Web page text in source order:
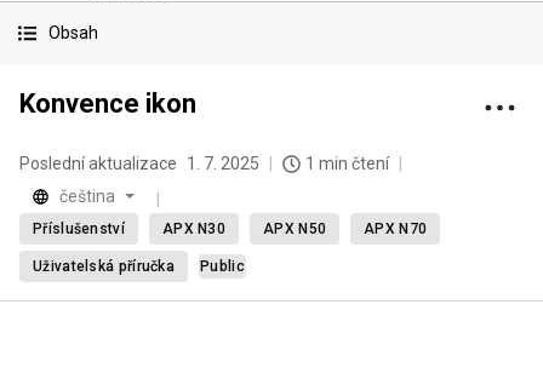
Obsah
Konvence ikon
Poslední aktualizace 1. 7. 2025
1 min čtení
čeština
Příslušenství APX N30 APX N50 APX N70
Uživatelská příručka Public